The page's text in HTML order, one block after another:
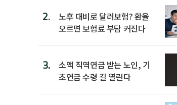
2.
노후 대비로 달러보험? 환율
오르면 보험료 부담 커진다
3.
소액 직역연금 받는 노인, 기
초연금 수령 길 열린다